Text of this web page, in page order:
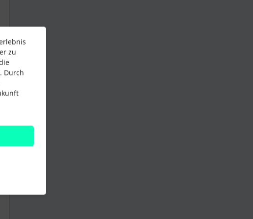
zu
Durch